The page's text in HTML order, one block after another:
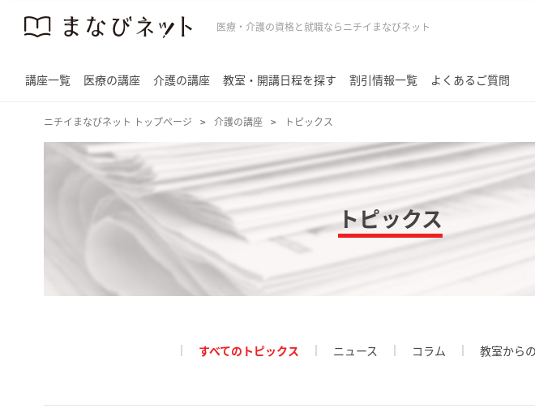
医療・介護の資格と就職ならニチイまなびネット
講座一覧 医療の講座 介護の講座 教室・開講日程を探す 割引情報一覧 よくあるご質問
ニチイまなびネット トップページ 介護の講座 トピックス
トピックス
すべてのトピックス ニュース コラム 教室から